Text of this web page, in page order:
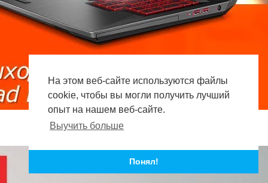
На этом веб-сайте используются файлы
cookie, чтобы вы могли получить лучший
опыт на нашем веб-сайте.
Выучить больше
Понял!